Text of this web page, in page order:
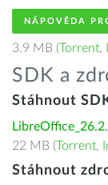
NÁPOVĚDA
3.9 MB (Torrent,
SDK a
Stáhnout
22 MB (Torrent,
Stáhnout